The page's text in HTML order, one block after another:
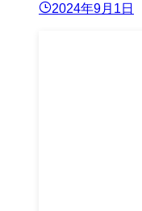
2024年9月1日